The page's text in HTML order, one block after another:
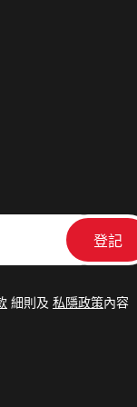
細則及 私隱政策內容